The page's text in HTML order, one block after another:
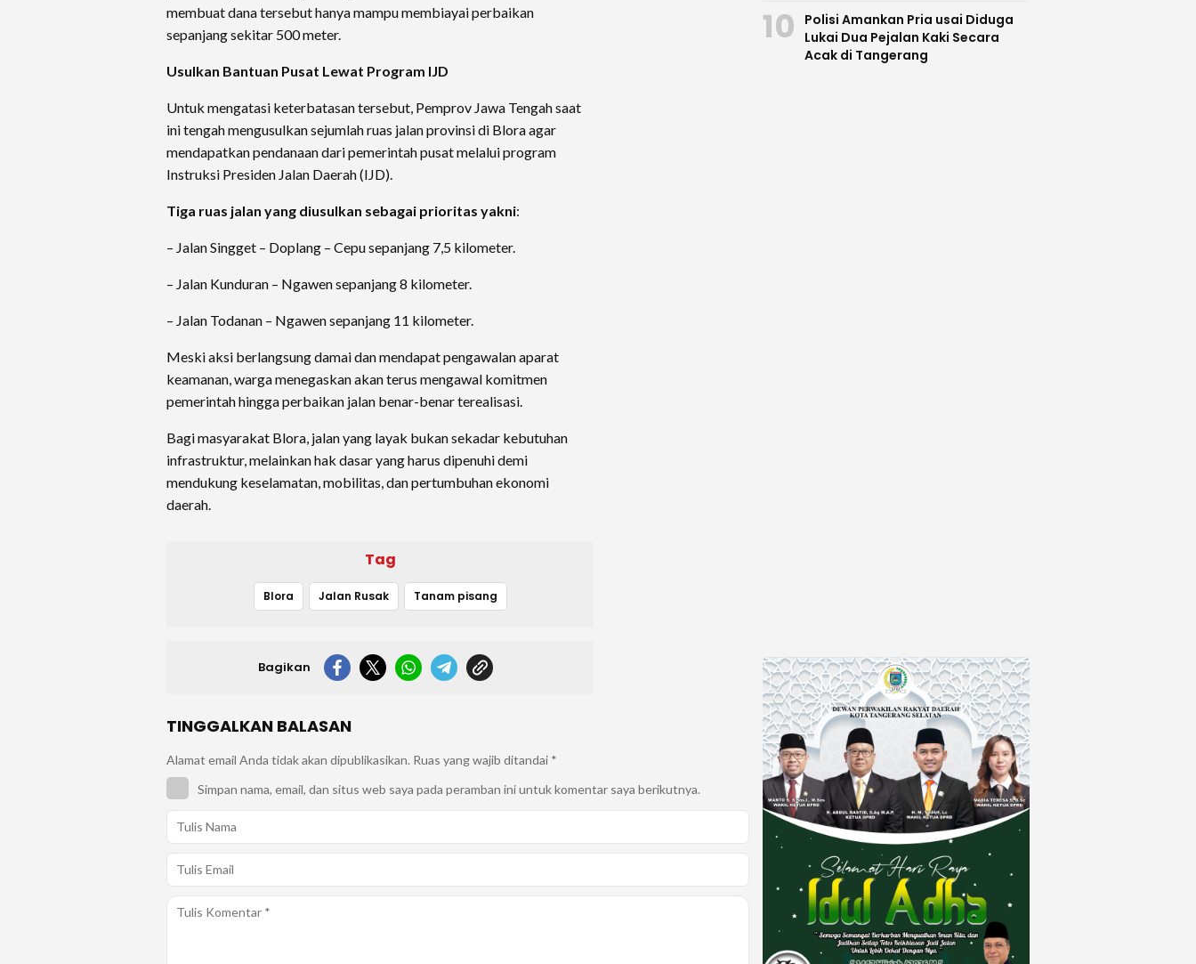
membuat dana tersebut hanya mampu membiayai perbaikan
sepanjang sekitar 500 meter.
Usulkan Bantuan Pusat Lewat Program IJD
Untuk mengatasi keterbatasan tersebut, Pemprov Jawa Tengah saat
ini tengah mengusulkan sejumlah ruas jalan provinsi di Blora agar
mendapatkan pendanaan dari pemerintah pusat melalui program
Instruksi Presiden Jalan Daerah (IJD).
Tiga ruas jalan yang diusulkan sebagai prioritas yakni:
– Jalan Singget – Doplang – Cepu sepanjang 7,5 kilometer.
– Jalan Kunduran – Ngawen sepanjang 8 kilometer.
– Jalan Todanan – Ngawen sepanjang 11 kilometer.
Meski aksi berlangsung damai dan mendapat pengawalan aparat
keamanan, warga menegaskan akan terus mengawal komitmen
pemerintah hingga perbaikan jalan benar-benar terealisasi.
Bagi masyarakat Blora, jalan yang layak bukan sekadar kebutuhan
infrastruktur, melainkan hak dasar yang harus dipenuhi demi
mendukung keselamatan, mobilitas, dan pertumbuhan ekonomi
daerah.
Tag
Blora Jalan Rusak Tanam pisang
Bagikan
TINGGALKAN BALASAN
Alamat email Anda tidak akan dipublikasikan. Ruas yang wajib ditandai *
Simpan nama, email, dan situs web saya pada peramban ini untuk komentar saya berikutnya.
10
Polisi Amankan Pria usai Diduga
Lukai Dua Pejalan Kaki Secara
Acak di Tangerang